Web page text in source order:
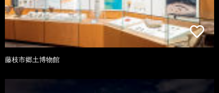
藤枝市郷土博物館